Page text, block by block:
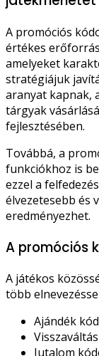
A promóciós
értékes
amelyeket
stratégiájuk
aranyat kapnak,
tárgyak
fejlesztésében.
Továbbá, a
funkciókhoz is
ezzel a
élvezetesebb és
eredményezhet.
A promóciós
A játékos
több
Ajándék
Jutalom